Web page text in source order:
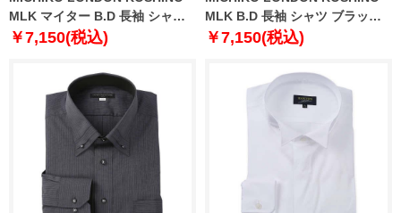
MLK マイター B.D 長袖 シャツ
ホワイト×ブラック 1277-5311-1
￥7,150(税込)
MLK B.D 長袖 シャツ ブラック
1277-5312-1 4L 5L 6L 7L 8L 9L
￥7,150(税込)